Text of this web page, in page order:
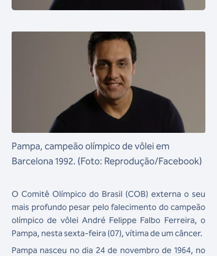
Pampa, campeão olímpico de vôlei em
Barcelona 1992. (Foto: Reprodução/Facebook)
O Comitê Olímpico do Brasil (COB) externa o seu
mais profundo pesar pelo falecimento do campeão
olímpico de vôlei André Felippe Falbo Ferreira, o
Pampa, nesta sexta-feira (07), vítima de um câncer.
Pampa nasceu no dia 24 de novembro de 1964, no